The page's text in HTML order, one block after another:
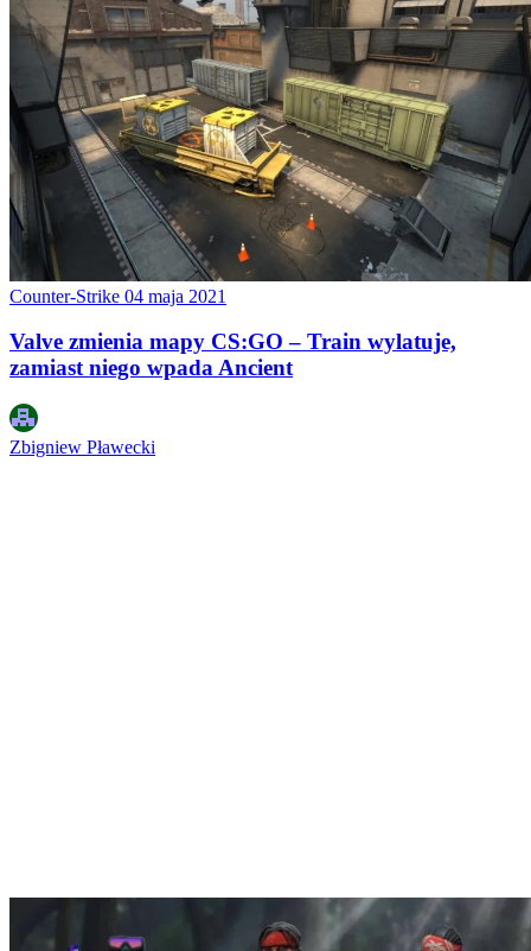
Counter-Strike 04 maja 2021
Valve zmienia mapy CS:GO – Train wylatuje,
zamiast niego wpada Ancient
Zbigniew Pławecki